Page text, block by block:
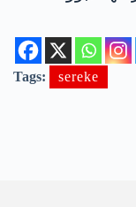
Tags: sereke